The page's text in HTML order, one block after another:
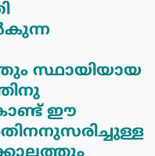
സ്ഥായിയായ
ഈ